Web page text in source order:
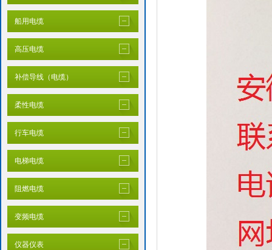
船用电缆
高压电缆
补偿导线（电缆）
柔性电缆
行车电缆
电梯电缆
阻燃电缆
变频电缆
仪器仪表